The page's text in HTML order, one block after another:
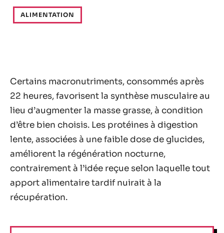
ALIMENTATION
Certains macronutriments, consommés après
22 heures, favorisent la synthèse musculaire au
lieu d’augmenter la masse grasse, à condition
d’être bien choisis. Les protéines à digestion
lente, associées à une faible dose de glucides,
améliorent la régénération nocturne,
contrairement à l’idée reçue selon laquelle tout
apport alimentaire tardif nuirait à la
récupération.